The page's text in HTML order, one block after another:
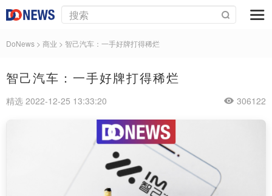
DoNews > 商业 > 智己汽车：一手好牌打得稀烂
智己汽车：一手好牌打得稀烂
精选 2022-12-25 13:33:20 306122